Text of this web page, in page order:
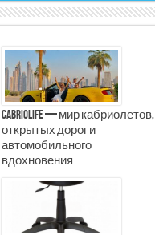
CabrioLife — мир кабриолетов,
открытых дорог и
автомобильного
вдохновения